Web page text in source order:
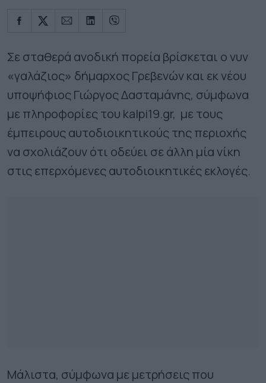
Σε σταθερά ανοδική πορεία βρίσκεται ο νυν
«γαλάζιος» δήμαρχος Γρεβενών και εκ νέου
υποψήφιος Γιώργος Δασταμάνης, σύμφωνα
με πληροφορίες του kalpi19.gr, με τους
έμπειρους αυτοδιοικητικούς της περιοχής
να σχολιάζουν ότι οδεύει σε άλλη μία νίκη
στις επερχόμενες αυτοδιοικητικές εκλογές.
Μάλιστα, σύμφωνα με μετρήσεις που